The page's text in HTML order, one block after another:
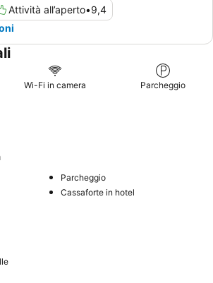
Attività all’aperto•9,4
Wi-Fi in camera Parcheggio
Parcheggio
Cassaforte in hotel